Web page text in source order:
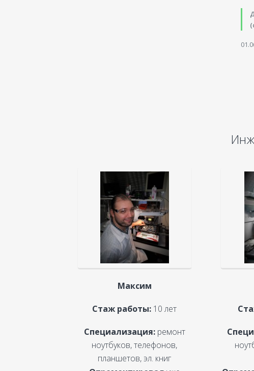
Максим
Стаж работы: 10 лет
Специализация:ремонт
ноутбуков, телефонов,
планшетов, эл. книг